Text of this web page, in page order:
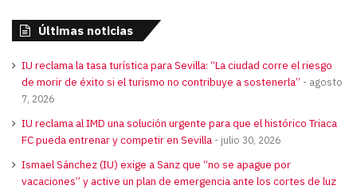
Últimas noticias
IU reclama la tasa turística para Sevilla: “La ciudad corre el riesgo
de morir de éxito si el turismo no contribuye a sostenerla”
agosto
7, 2026
IU reclama al IMD una solución urgente para que el histórico Triaca
FC pueda entrenar y competir en Sevilla
julio 30, 2026
Ismael Sánchez (IU) exige a Sanz que “no se apague por
vacaciones” y active un plan de emergencia ante los cortes de luz